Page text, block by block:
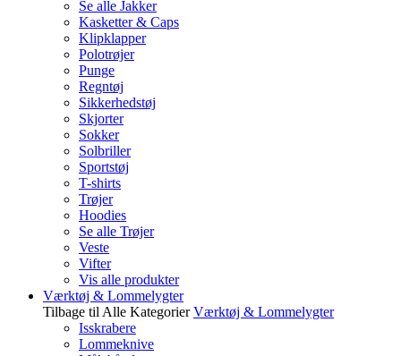
Se alle Jakker
Kasketter & Caps
Klipklapper
Polotrøjer
Punge
Regntøj
Sikkerhedstøj
Skjorter
Sokker
Solbriller
Sportstøj
T-shirts
Trøjer
Hoodies
Se alle Trøjer
Veste
Vifter
Vis alle produkter
Værktøj & Lommelygter
Tilbage til Alle Kategorier Værktøj & Lommelygter
Isskrabere
Lommeknive